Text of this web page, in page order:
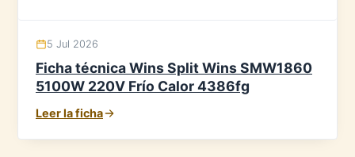
5 Jul 2026
Ficha técnica Wins Split Wins SMW1860
5100W 220V Frío Calor 4386fg
Leer la ficha